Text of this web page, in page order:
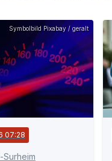
Symbolbild Pixabay / geralt
07:28